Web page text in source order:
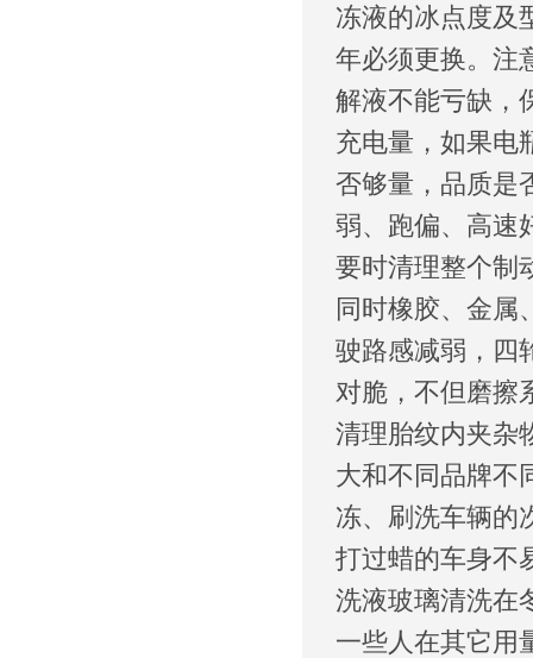
冻液的冰点度及
年必须更换。注
解液不能亏缺，
充电量，如果电
否够量，品质是
弱、跑偏、高速
要时清理整个制
同时橡胶、金属
驶路感减弱，四
对脆，不但磨擦
清理胎纹内夹杂
大和不同品牌不
冻、刷洗车辆的
打过蜡的车身不
洗液玻璃清洗在
一些人在其它用